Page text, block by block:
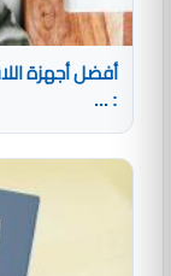
: ...